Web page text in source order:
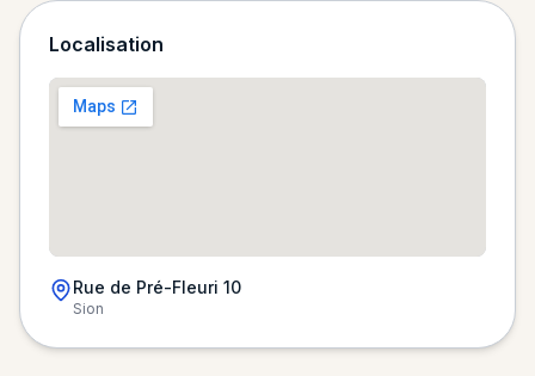
Localisation
Chargement de la carte…
Rue de Pré-Fleuri 10
Sion